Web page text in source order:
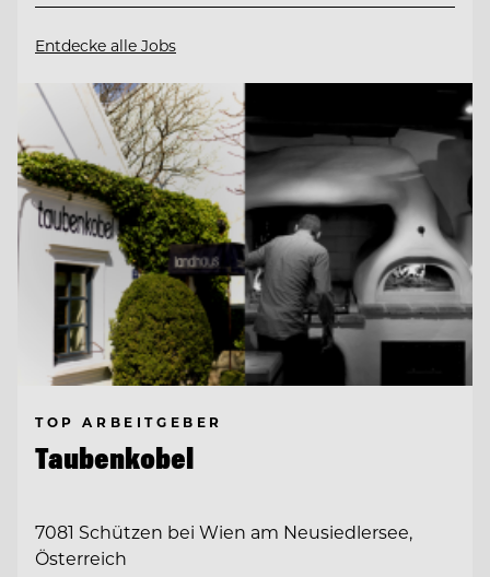
Entdecke alle Jobs
TOP ARBEITGEBER
Taubenkobel
7081 Schützen bei Wien am Neusiedlersee,
Österreich